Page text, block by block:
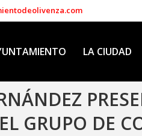
LA CIUDAD
GRUPO DE